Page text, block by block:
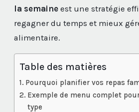
la semaine est une stratégie
regagner du temps et mieux
alimentaire.
Table des matières
Pourquoi planifier vos repas
Exemple de menu complet
type